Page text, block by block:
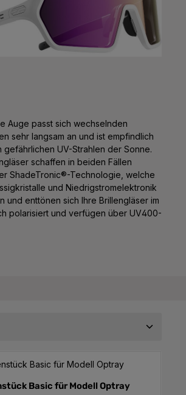
Auge passt sich wechselnden
sehr langsam an und ist empfindlich
UV-Strahlen der Sonne.
schaffen in beiden Fällen
ShadeTronic®-Technologie, welche
und Niedrigstromelektronik
und enttönen sich Ihre Brillengläser im
polarisiert und verfügen über UV400-
Basic für Modell Optray